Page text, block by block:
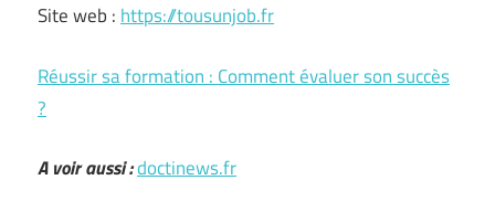
Site web : https://tousunjob.fr
Réussir sa formation : Comment évaluer son succès
?
A voir aussi :doctinews.fr